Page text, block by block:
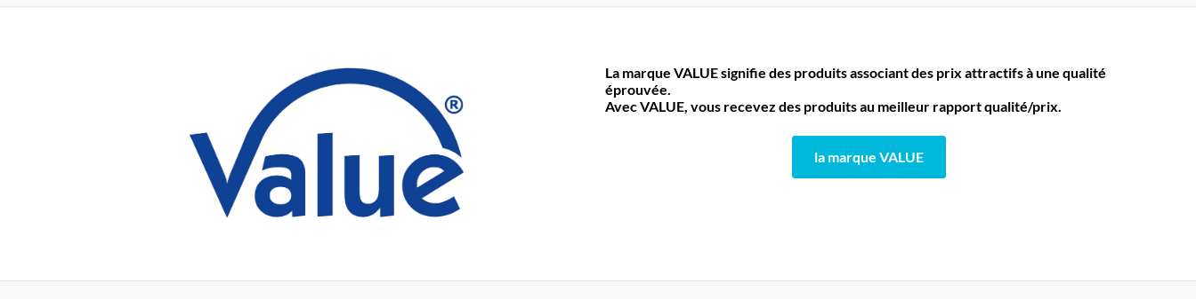
La marque VALUE signifie des produits associant des prix attractifs à une qualité
éprouvée.
Avec VALUE, vous recevez des produits au meilleur rapport qualité/prix.
la marque VALUE